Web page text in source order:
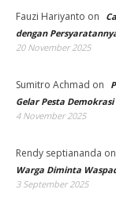
Fauzi Hariyanto on
dengan
20 November 2025
Sumitro Achmad on
Gelar Pesta
4 November 2025
Rendy septiananda on
Warga Diminta
3 September 2025